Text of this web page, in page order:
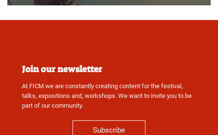
Join our newsletter
At FICM we are constantly creating content for the festival,
talks, expositions and, workshops. We want to invite you to be
part of our community.
Subscribe